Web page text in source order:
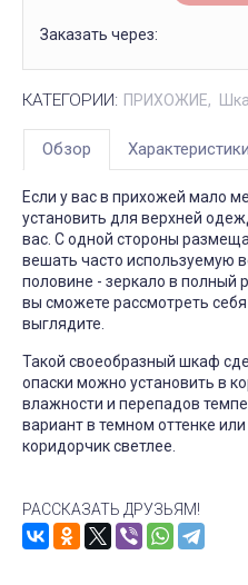
Заказать через:
КАТЕГОРИИ: ПРИХОЖИЕ
Обзор Характеристики
Если у вас в прихожей мало
установить для верхней
вас. С одной стороны
вешать часто используемую
половине - зеркало в полный
вы сможете рассмотреть
выглядите.
Такой своеобразный шкаф
опаски можно установить в
влажности и перепадов
вариант в темном оттенке
коридорчик светлее.
РАССКАЗАТЬ ДРУЗЬЯМ!